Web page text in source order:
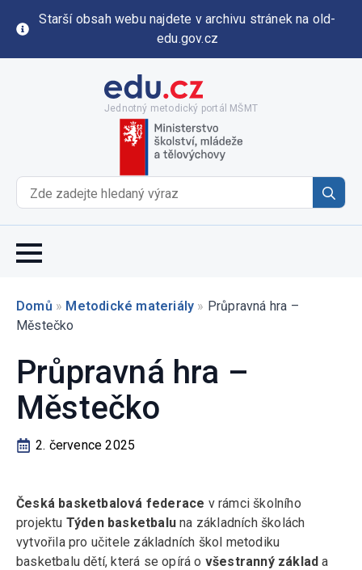
Starší obsah webu najdete v archivu stránek na old-
edu.gov.cz
Jednotný metodický portál MŠMT
for:
Domů » Metodické materiály » Průpravná hra –
Městečko
Průpravná hra –
Městečko
2. července 2025
Česká basketbalová federace v rámci školního
projektu Týden basketbalu na základních školách
vytvořila pro učitele základních škol metodiku
basketbalu dětí, která se opírá o všestranný základ a